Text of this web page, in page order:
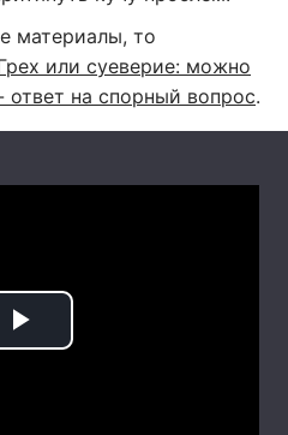
материалы, то
или суеверие: можно
ответ на спорный вопрос.